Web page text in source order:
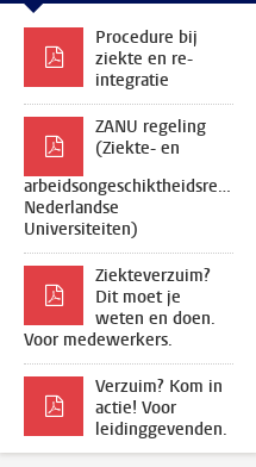
Procedure bij
ziekte en re-
integratie
ZANU regeling
(Ziekte- en
arbeidsongeschiktheidsregeling
Nederlandse
Universiteiten)
Ziekteverzuim?
Dit moet je
weten en doen.
Voor medewerkers.
Verzuim? Kom in
actie! Voor
leidinggevenden.